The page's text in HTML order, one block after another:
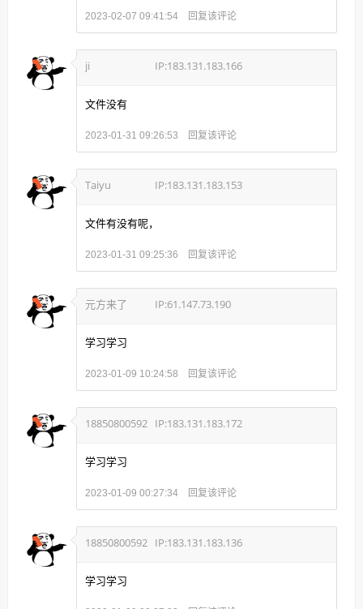
2023-02-07 09:41:54 回复该评论
ji IP:183.131.183.166
文件没有
2023-01-31 09:26:53 回复该评论
Taiyu IP:183.131.183.153
文件有没有呢，
2023-01-31 09:25:36 回复该评论
元方来了 IP:61.147.73.190
学习学习
2023-01-09 10:24:58 回复该评论
18850800592 IP:183.131.183.172
学习学习
2023-01-09 00:27:34 回复该评论
18850800592 IP:183.131.183.136
学习学习